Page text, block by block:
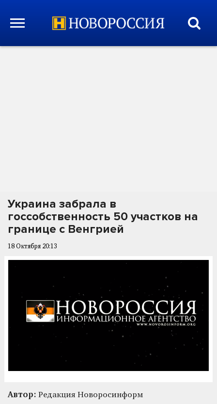
Украина забрала в
госсобственность 50 участков на
границе с Венгрией
18 Октября 20:13
Автор: Редакция Новоросинформ